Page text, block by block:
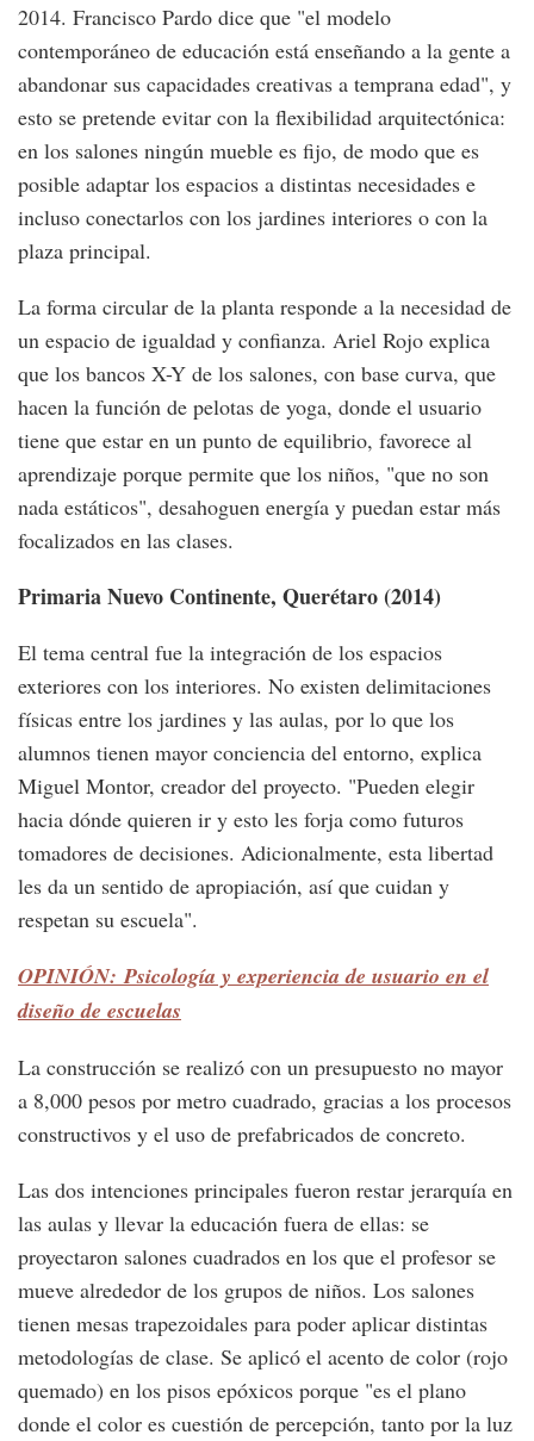
2014. Francisco Pardo dice que "el modelo
contemporáneo de educación está enseñando a la gente a
abandonar sus capacidades creativas a temprana edad", y
esto se pretende evitar con la flexibilidad arquitectónica:
en los salones ningún mueble es fijo, de modo que es
posible adaptar los espacios a distintas necesidades e
incluso conectarlos con los jardines interiores o con la
plaza principal.
La forma circular de la planta responde a la necesidad de
un espacio de igualdad y confianza. Ariel Rojo explica
que los bancos X-Y de los salones, con base curva, que
hacen la función de pelotas de yoga, donde el usuario
tiene que estar en un punto de equilibrio, favorece al
aprendizaje porque permite que los niños, "que no son
nada estáticos", desahoguen energía y puedan estar más
focalizados en las clases.
Primaria Nuevo Continente, Querétaro (2014)
El tema central fue la integración de los espacios
exteriores con los interiores. No existen delimitaciones
físicas entre los jardines y las aulas, por lo que los
alumnos tienen mayor conciencia del entorno, explica
Miguel Montor, creador del proyecto. "Pueden elegir
hacia dónde quieren ir y esto les forja como futuros
tomadores de decisiones. Adicionalmente, esta libertad
les da un sentido de apropiación, así que cuidan y
respetan su escuela".
OPINIÓN: Psicología y experiencia de usuario en el
diseño de escuelas
La construcción se realizó con un presupuesto no mayor
a 8,000 pesos por metro cuadrado, gracias a los procesos
constructivos y el uso de prefabricados de concreto.
Las dos intenciones principales fueron restar jerarquía en
las aulas y llevar la educación fuera de ellas: se
proyectaron salones cuadrados en los que el profesor se
mueve alrededor de los grupos de niños. Los salones
tienen mesas trapezoidales para poder aplicar distintas
metodologías de clase. Se aplicó el acento de color (rojo
quemado) en los pisos epóxicos porque "es el plano
donde el color es cuestión de percepción, tanto por la luz